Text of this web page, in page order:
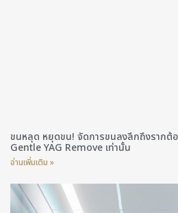
ขนหลุด หยุดขน! จัดการขนลงลึกถึงรากต้อ
Gentle YAG Remove เท่านั้น
อ่านเพิ่มเติม »